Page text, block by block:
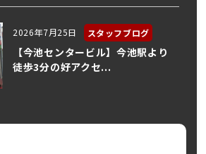
2026年7月25日 スタッフブログ
【今池センタービル】今池駅より
徒歩3分の好アクセ...